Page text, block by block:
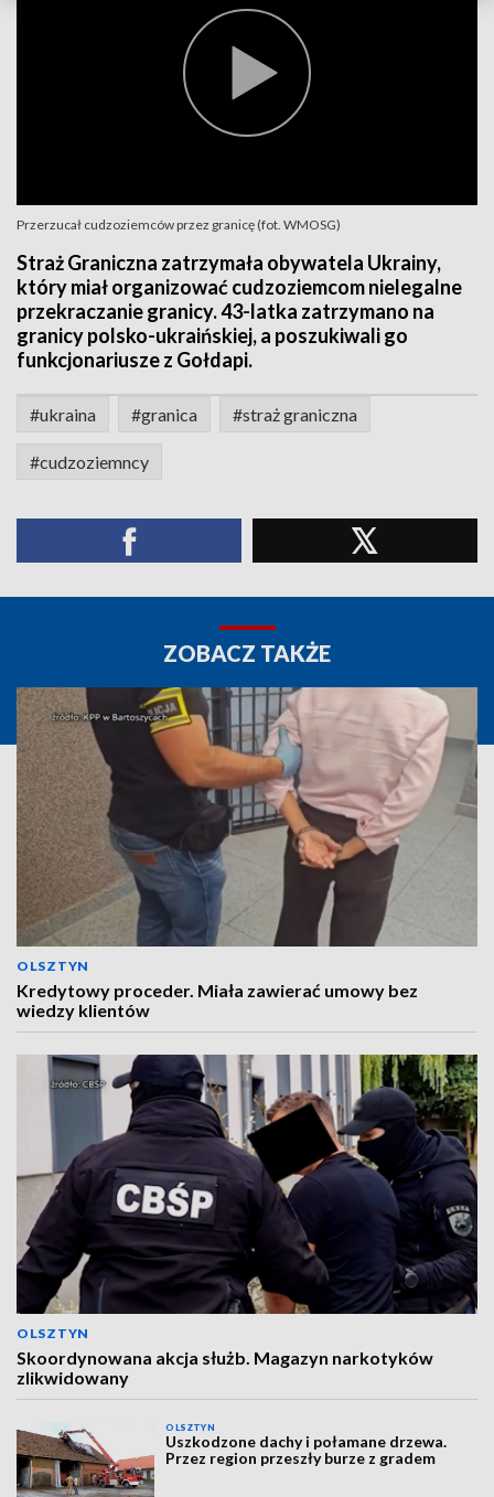
Przerzucał cudzoziemców przez granicę (fot. WMOSG)
Straż Graniczna zatrzymała obywatela Ukrainy,
który miał organizować cudzoziemcom nielegalne
przekraczanie granicy. 43-latka zatrzymano na
granicy polsko-ukraińskiej, a poszukiwali go
funkcjonariusze z Gołdapi.
#ukraina #granica #straż graniczna
#cudzoziemncy
ZOBACZ TAKŻE
OLSZTYN
Kredytowy proceder. Miała zawierać umowy bez
wiedzy klientów
OLSZTYN
Skoordynowana akcja służb. Magazyn narkotyków
zlikwidowany
OLSZTYN
Uszkodzone dachy i połamane drzewa.
Przez region przeszły burze z gradem